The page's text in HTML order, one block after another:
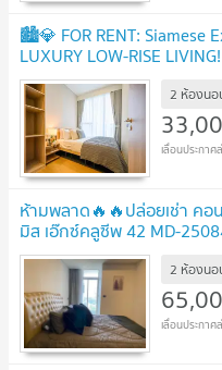
🏙️💎 FOR RENT: Siamese
LUXURY LOW-RISE
THB/month!!
2 ห้องน
ห้ามพลาด🔥🔥ปล่อยเช่า คอ
มิส เอ๊กซ์คลูซีพ 42 MD-
2 ห้องน